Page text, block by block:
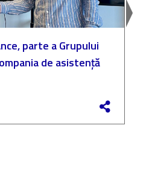
parte a Grupului
de asistență